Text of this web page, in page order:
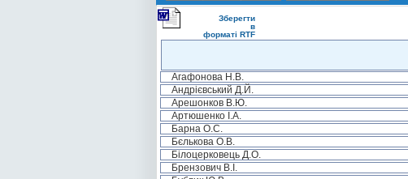
Зберегти
в
форматі RTF
Агафонова Н.В.
Андрієвський Д.Й.
Арешонков В.Ю.
Артюшенко І.А.
Барна О.С.
Бєлькова О.В.
Білоцерковець Д.О.
Брензович В.І.